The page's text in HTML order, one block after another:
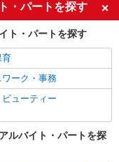
り
・パートを探す
ト・パートを探す
育
ワーク・事務
ューティー
ルバイト・パートを探